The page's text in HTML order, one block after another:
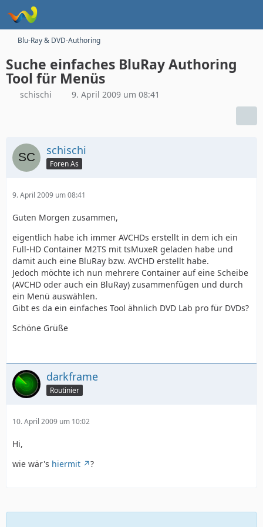
Blu-Ray & DVD-Authoring
Suche einfaches BluRay Authoring
Tool für Menüs
schischi 9. April 2009 um 08:41
schischi
Foren As
9. April 2009 um 08:41
Guten Morgen zusammen,
eigentlich habe ich immer AVCHDs erstellt in dem ich ein
Full-HD Container M2TS mit tsMuxeR geladen habe und
damit auch eine BluRay bzw. AVCHD erstellt habe.
Jedoch möchte ich nun mehrere Container auf eine Scheibe
(AVCHD oder auch ein BluRay) zusammenfügen und durch
ein Menü auswählen.
Gibt es da ein einfaches Tool ähnlich DVD Lab pro für DVDs?
Schöne Grüße
darkframe
Routinier
10. April 2009 um 10:02
Hi,
wie wär's hiermit ?